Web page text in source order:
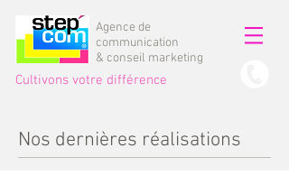
Agence de
communication
& conseil marketing
Cultivons votre différence
Nos dernières réalisations